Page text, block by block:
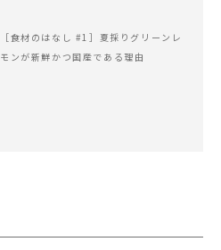
［食材のはなし #1］夏採りグリーンレ
モンが新鮮かつ国産である理由